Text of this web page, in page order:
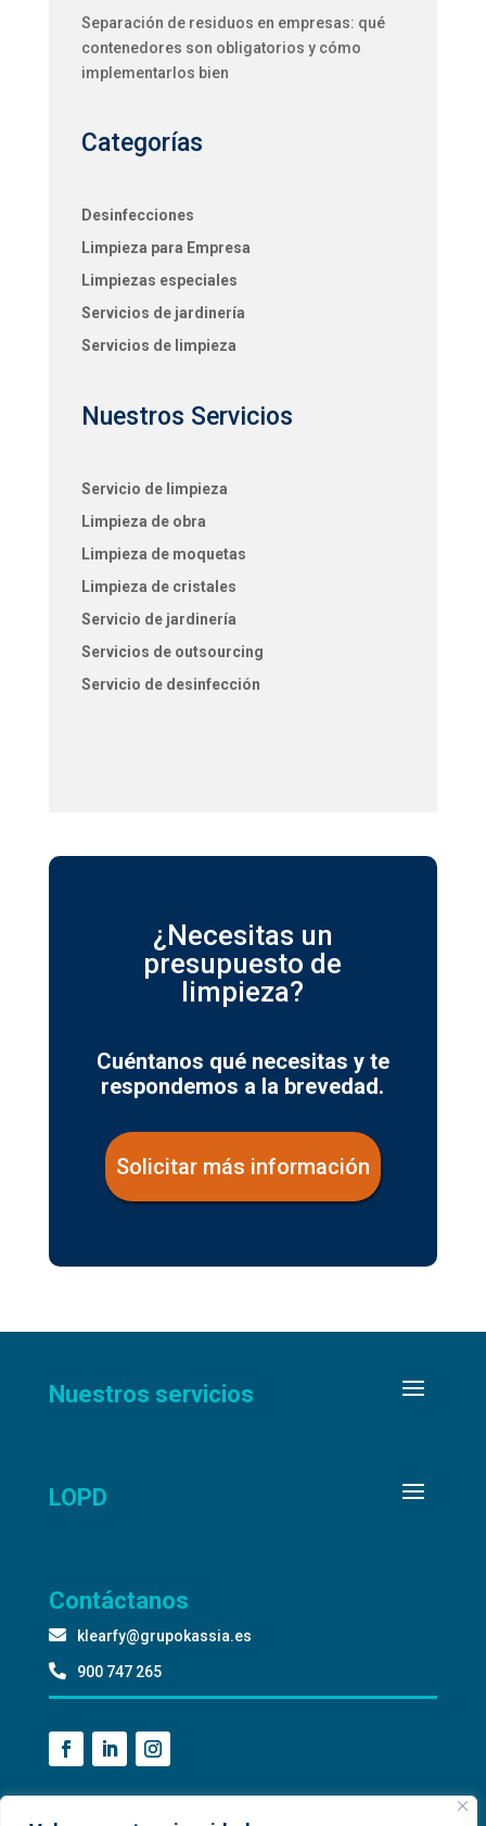
Separación de residuos en empresas: qué
contenedores son obligatorios y cómo
implementarlos bien
Categorías
Desinfecciones
Limpieza para Empresa
Limpiezas especiales
Servicios de jardinería
Servicios de limpieza
Nuestros Servicios
Servicio de limpieza
Limpieza de obra
Limpieza de moquetas
Limpieza de cristales
Servicio de jardinería
Servicios de outsourcing
Servicio de desinfección
¿Necesitas un
presupuesto de
limpieza?
Cuéntanos qué necesitas y te
respondemos a la brevedad.
Solicitar más información
Nuestros servicios
LOPD
Contáctanos

klearfy@grupokassia.es

900 747 265